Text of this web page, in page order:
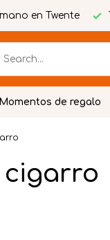
en Twente
Momentos de regalo
cigarro